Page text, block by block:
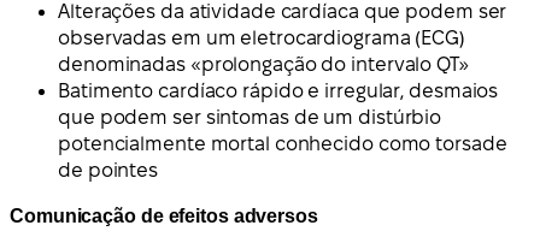
Alterações da atividade cardíaca que podem ser
observadas em um eletrocardiograma (ECG)
denominadas «prolongação do intervalo QT»
Batimento cardíaco rápido e irregular, desmaios
que podem ser sintomas de um distúrbio
potencialmente mortal conhecido como torsade
de pointes
Comunicação de efeitos adversos